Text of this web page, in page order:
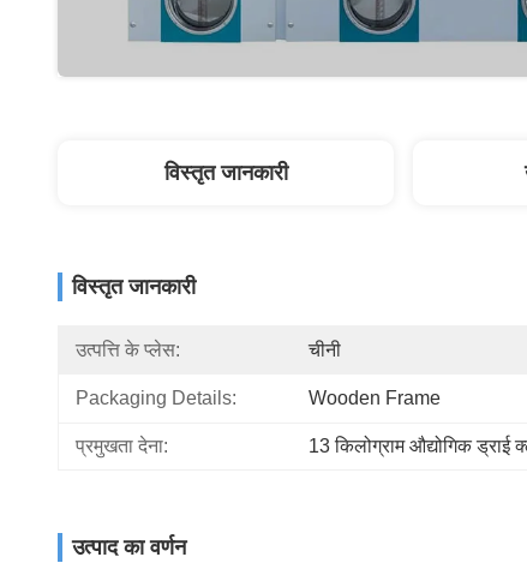
विस्तृत जानकारी
विस्तृत जानकारी
उत्पत्ति के प्लेस: चीनी
Packaging Details: Wooden Frame
प्रमुखता देना: 13 किलोग्राम औद्योगिक ड्राई
उत्पाद का वर्णन